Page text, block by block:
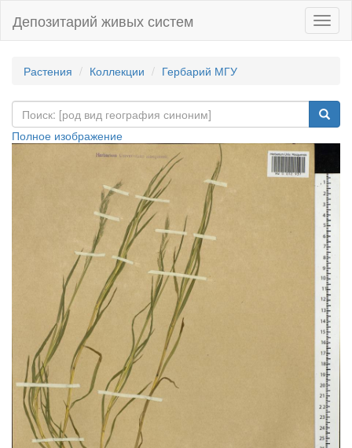
Депозитарий живых систем
Растения Коллекции Гербарий МГУ
Полное изображение